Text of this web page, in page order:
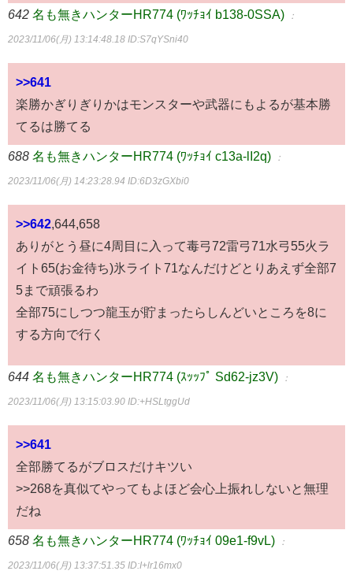
642 名も無きハンターHR774 (ﾜｯﾁｮｲ b138-0SSA) ：
2023/11/06(月) 13:14:48.18 ID:S7qYSni40
>>641
楽勝かぎりぎりかはモンスターや武器にもよるが基本勝
てるは勝てる
688 名も無きハンターHR774 (ﾜｯﾁｮｲ c13a-lI2q) ：
2023/11/06(月) 14:23:28.94 ID:6D3zGXbi0
>>642,644,658
ありがとう昼に4周目に入って毒弓72雷弓71水弓55火ラ
イト65(お金待ち)氷ライト71なんだけどとりあえず全部7
5まで頑張るわ
全部75にしつつ龍玉が貯まったらしんどいところを8に
する方向で行く
644 名も無きハンターHR774 (ｽｯｯﾌﾟ Sd62-jz3V) ：
2023/11/06(月) 13:15:03.90 ID:+HSLtggUd
>>641
全部勝てるがブロスだけキツい
>>268を真似てやってもよほど会心上振れしないと無理
だね
658 名も無きハンターHR774 (ﾜｯﾁｮｲ 09e1-f9vL) ：
2023/11/06(月) 13:37:51.35 ID:I+lr16mx0